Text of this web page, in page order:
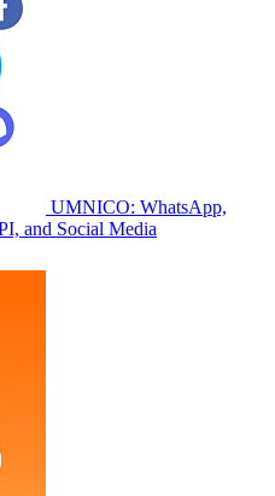
UMNICO: WhatsApp,
and Social Media